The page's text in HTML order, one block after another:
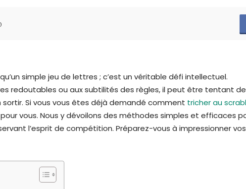
simple jeu de lettres ; c’est un véritable défi intellectuel.
redoutables ou aux subtilités des règles, il peut être tentant de
sortir. Si vous vous êtes déjà demandé comment tricher au
vous. Nous y dévoilons des méthodes simples et efficaces
l’esprit de compétition. Préparez-vous à impressionner vos